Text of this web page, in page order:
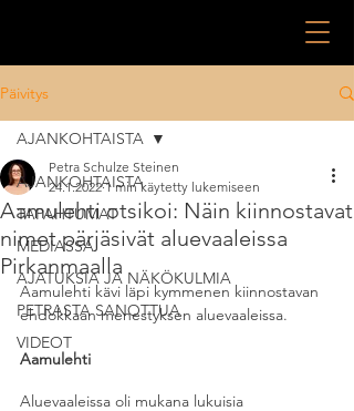
Päivitys
AJANKOHTAISTA
TAPAHTUMAT
MEDIASSA
AJATUKSIA JA NÄKÖKULMIA
PETRASTA SANOTTUA
VIDEOT
AJANKOHTAISTA
Aamulehti otsikoi: Näin kiinnostavat
nimet pärjäsivät aluevaaleissa
Pirkanmaalla
Petra Schulze Steinen
24.1.2022 1 min käytetty lukemiseen
Aamulehti kävi läpi kymmenen kiinnostavan
ehdokkaan menestyksen aluevaaleissa.
Aamulehti
Aluevaaleissa oli mukana lukuisia